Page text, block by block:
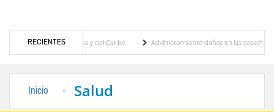
RECIENTES
Centroamericanos y del Caribe
Advirtieron sobre daños en las cosechas de los
Inicio Salud